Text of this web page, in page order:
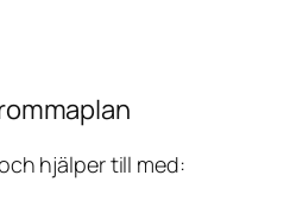
hjälper till med: